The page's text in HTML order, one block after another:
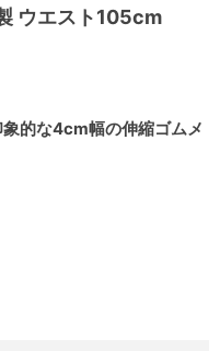
ウエスト105cm
的な4cm幅の伸縮ゴムメ